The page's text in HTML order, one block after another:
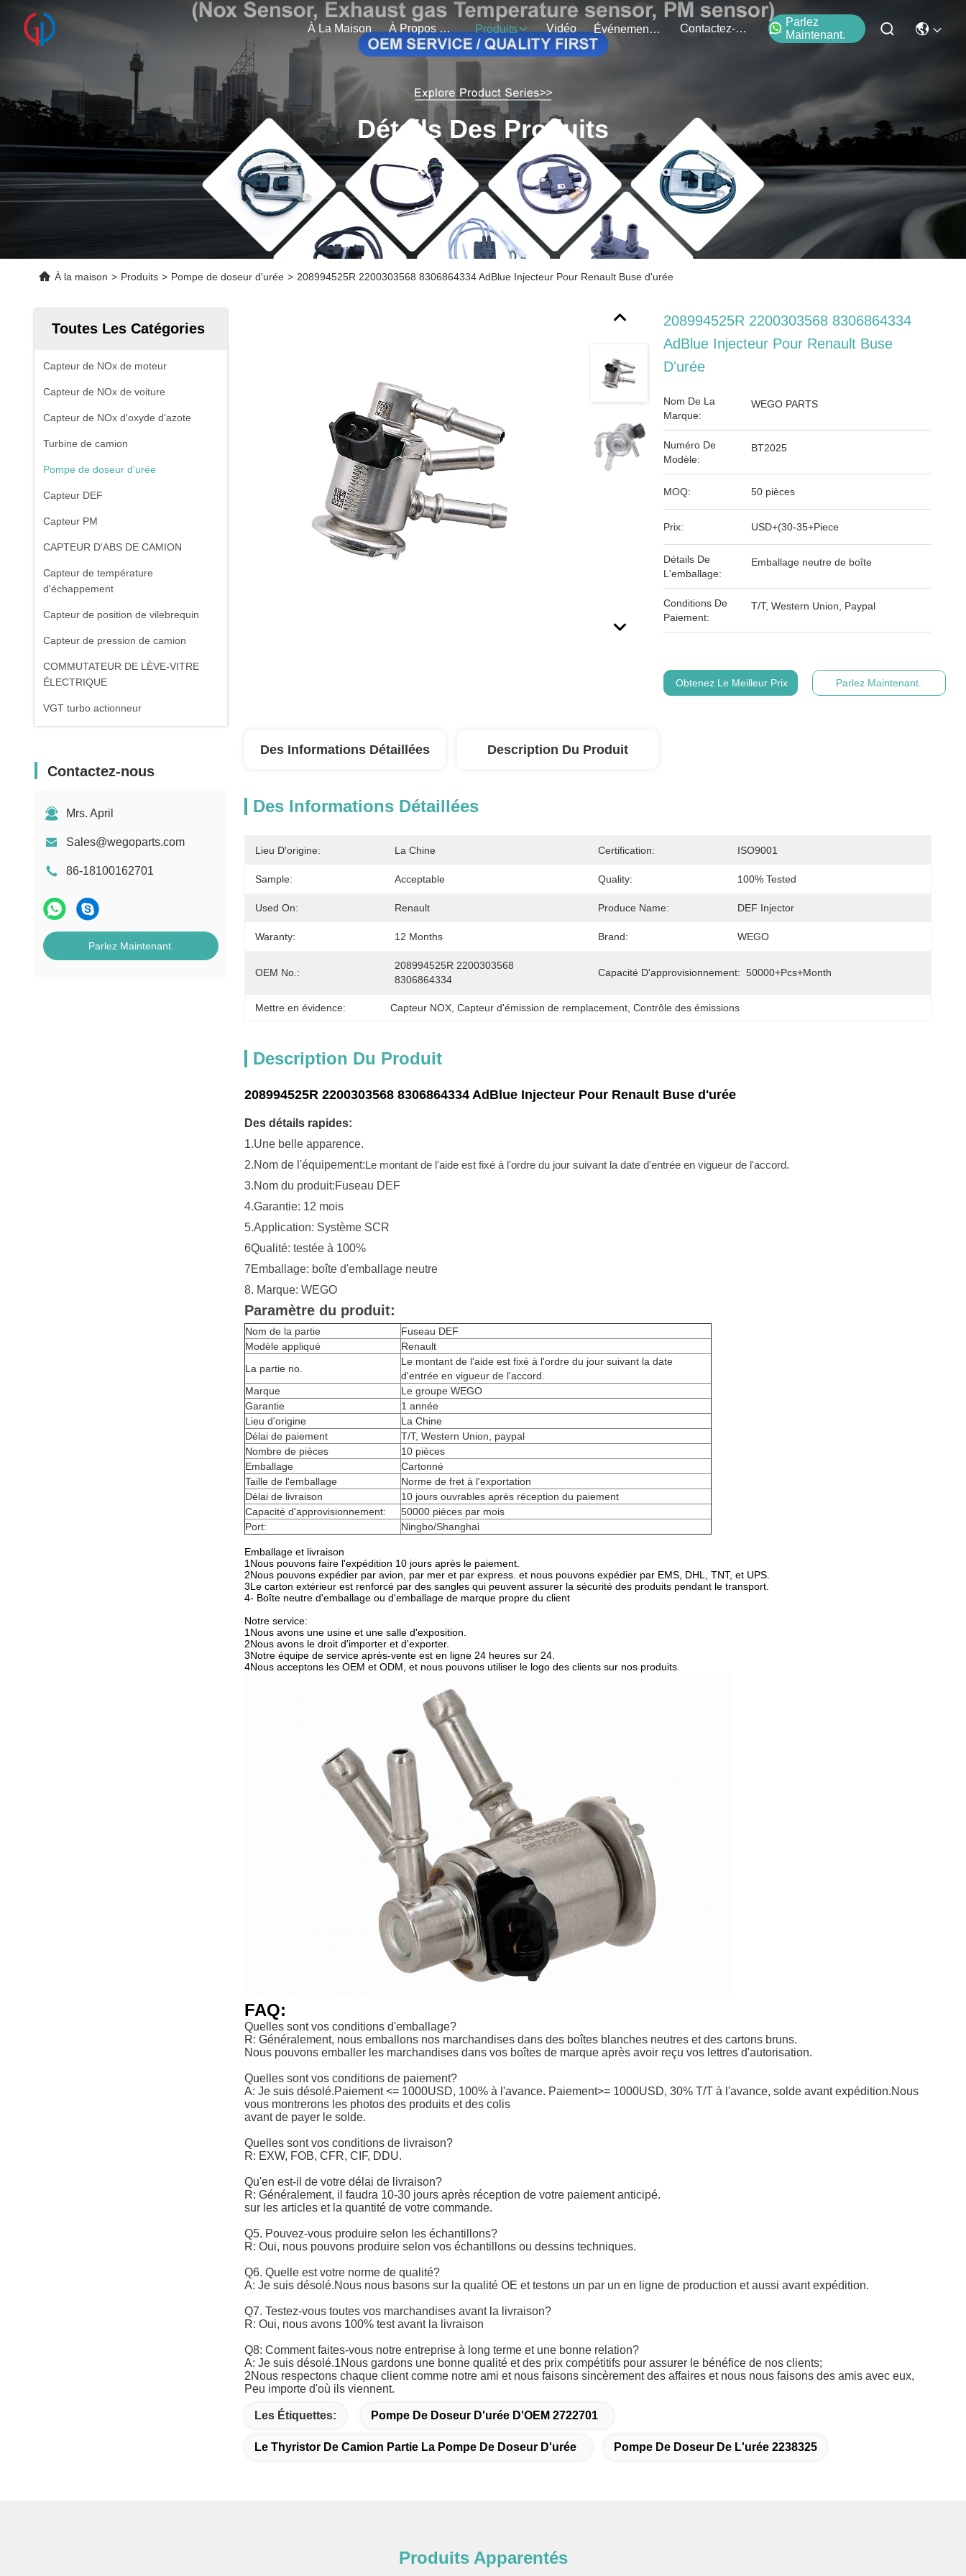
À La Maison À Propos De Nous Produits Vidéo Événements Contactez-Nous
Parlez
Maintenant.
Détails Des Produits
À la maison > Produits > Pompe de doseur d'urée > 208994525R 2200303568 8306864334 AdBlue Injecteur Pour Renault Buse d'urée
Toutes Les Catégories
Capteur de NOx de moteur
Capteur de NOx de voiture
Capteur de NOx d'oxyde d'azote
Turbine de camion
Pompe de doseur d'urée
Capteur DEF
Capteur PM
CAPTEUR D'ABS DE CAMION
Capteur de température
d'échappement
Capteur de position de vilebrequin
Capteur de pression de camion
COMMUTATEUR DE LÈVE-VITRE
ÉLECTRIQUE
VGT turbo actionneur
Contactez-nous
Mrs. April
Sales@wegoparts.com
86-18100162701
Parlez Maintenant.
208994525R 2200303568 8306864334
AdBlue Injecteur Pour Renault Buse
D'urée
Nom De La
Marque:
WEGO PARTS
Numéro De
Modèle:
BT2025
MOQ: 50 pièces
Prix: USD+(30-35+Piece
Détails De
L'emballage:
Emballage neutre de boîte
Conditions De
Paiement:
T/T, Western Union, Paypal
Obtenez Le Meilleur Prix Parlez Maintenant.
Des Informations Détaillées Description Du Produit
Des Informations Détaillées
Lieu D'origine: La Chine Certification: ISO9001
Sample: Acceptable Quality: 100% Tested
Used On: Renault Produce Name: DEF Injector
Waranty: 12 Months Brand: WEGO
OEM No.:
208994525R 2200303568
8306864334
Capacité D'approvisionnement: 50000+Pcs+Month
Mettre en évidence: Capteur NOX , Capteur d'émission de remplacement , Contrôle des émissions
Description Du Produit
208994525R 2200303568 8306864334 AdBlue Injecteur Pour Renault Buse d'urée
Des détails rapides:
1.Une belle apparence.
2.Nom de l'équipement:Le montant de l'aide est fixé à l'ordre du jour suivant la date d'entrée en vigueur de l'accord.
3.Nom du produit:Fuseau DEF
4.Garantie: 12 mois
5.Application: Système SCR
6Qualité: testée à 100%
7Emballage: boîte d'emballage neutre
8. Marque: WEGO
Paramètre du produit:
Nom de la partie
Fuseau DEF
Modèle appliqué
Renault
La partie no.
Le montant de l'aide est fixé à l'ordre du jour suivant la date
d'entrée en vigueur de l'accord.
Marque
Le groupe WEGO
Garantie
1 année
Lieu d'origine
La Chine
Délai de paiement
T/T, Western Union, paypal
Nombre de pièces
10 pièces
Emballage
Cartonné
Taille de l'emballage
Norme de fret à l'exportation
Délai de livraison
10 jours ouvrables après réception du paiement
Capacité d'approvisionnement:
50000 pièces par mois
Port:
Ningbo/Shanghai
Emballage et livraison
1Nous pouvons faire l'expédition 10 jours après le paiement.
2Nous pouvons expédier par avion, par mer et par express. et nous pouvons expédier par EMS, DHL, TNT, et UPS.
3Le carton extérieur est renforcé par des sangles qui peuvent assurer la sécurité des produits pendant le transport.
4- Boîte neutre d'emballage ou d'emballage de marque propre du client
Notre service:
1Nous avons une usine et une salle d'exposition.
2Nous avons le droit d'importer et d'exporter.
3Notre équipe de service après-vente est en ligne 24 heures sur 24.
4Nous acceptons les OEM et ODM, et nous pouvons utiliser le logo des clients sur nos produits.
FAQ:
Quelles sont vos conditions d'emballage?
R: Généralement, nous emballons nos marchandises dans des boîtes blanches neutres et des cartons bruns.
Nous pouvons emballer les marchandises dans vos boîtes de marque après avoir reçu vos lettres d'autorisation.
Quelles sont vos conditions de paiement?
A: Je suis désolé.Paiement <= 1000USD, 100% à l'avance. Paiement>= 1000USD, 30% T/T à l'avance, solde avant expédition.Nous
vous montrerons les photos des produits et des colis
avant de payer le solde.
Quelles sont vos conditions de livraison?
R: EXW, FOB, CFR, CIF, DDU.
Qu'en est-il de votre délai de livraison?
R: Généralement, il faudra 10-30 jours après réception de votre paiement anticipé.
sur les articles et la quantité de votre commande.
Q5. Pouvez-vous produire selon les échantillons?
R: Oui, nous pouvons produire selon vos échantillons ou dessins techniques.
Q6. Quelle est votre norme de qualité?
A: Je suis désolé.Nous nous basons sur la qualité OE et testons un par un en ligne de production et aussi avant expédition.
Q7. Testez-vous toutes vos marchandises avant la livraison?
R: Oui, nous avons 100% test avant la livraison
Q8: Comment faites-vous notre entreprise à long terme et une bonne relation?
A: Je suis désolé.1Nous gardons une bonne qualité et des prix compétitifs pour assurer le bénéfice de nos clients;
2Nous respectons chaque client comme notre ami et nous faisons sincèrement des affaires et nous nous faisons des amis avec eux,
Peu importe d'où ils viennent.
Les Étiquettes: Pompe De Doseur D'urée D'OEM 2722701
Le Thyristor De Camion Partie La Pompe De Doseur D'urée Pompe De Doseur De L'urée 2238325
Produits Apparentés